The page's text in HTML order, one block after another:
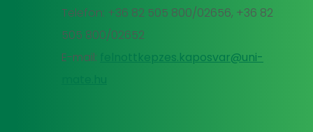
Telefon: +36 82 505 800/02656, +36 82
505 800/02652
E-mail:
felnottkepzes.kaposvar@uni-